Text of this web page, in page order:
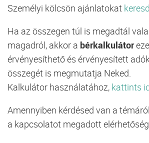
Személyi kölcsön ajánlatokat
Ha az összegen túl is megadtál
magadról, akkor a bérkalkulátor
érvényesíthető és érvényesített
összegét is megmutatja Neked.
Kalkulátor használatához, kattints
Amennyiben kérdésed van a
a kapcsolatot megadott